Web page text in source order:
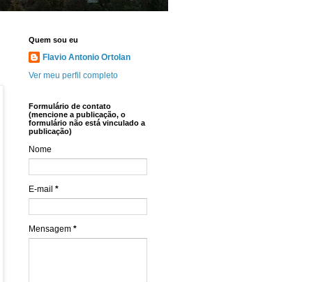
Quem sou eu
Flavio Antonio Ortolan
Ver meu perfil completo
Formulário de contato
(mencione a publicação, o
formulário não está vinculado a
publicação)
Nome
E-mail *
Mensagem *